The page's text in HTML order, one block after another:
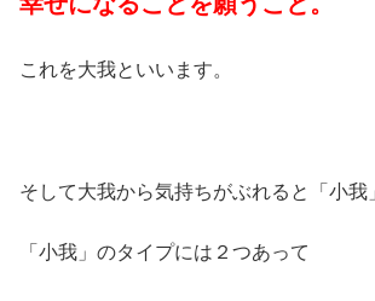
これを大我といいます。
そして大我から気持ちがぶれると「小我
「小我」のタイプには２つあって